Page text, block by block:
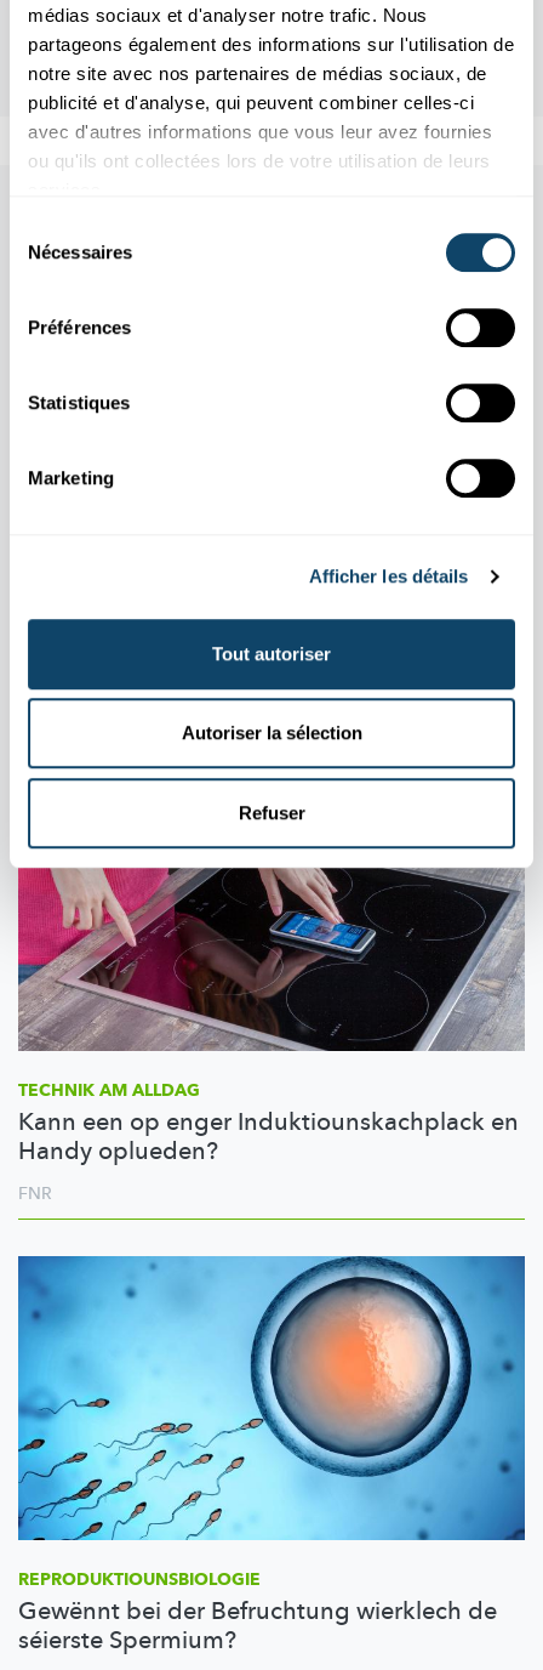
médias sociaux et d'analyser notre trafic. Nous
partageons également des informations sur l'utilisation de
notre site avec nos partenaires de médias sociaux, de
publicité et d'analyse, qui peuvent combiner celles-ci
avec d'autres informations que vous leur avez fournies
ou qu'ils ont collectées lors de votre utilisation de leurs
Nécessaires
Préférences
Statistiques
Marketing
Afficher les détails
Tout autoriser
Autoriser la sélection
Refuser
Firwat muss een am Fliger de Flugmodus um
Handy umaachen?
FNR
TECHNIK AM ALLDAG
Kann een op enger Induktiounskachplack en
Handy oplueden?
FNR
REPRODUKTIOUNSBIOLOGIE
Gewënnt bei der Befruchtung wierklech de
séierste Spermium?